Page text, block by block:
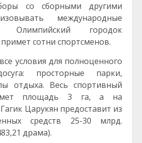
со сборными другими
международные
Олимпийский городок
сотни спортсменов.
условия для полноценного
просторные парки,
отдыха. Весь спортивный
площадь 3 га, а на
Царукян предоставит из
средств 25-30 млрд.
драма).